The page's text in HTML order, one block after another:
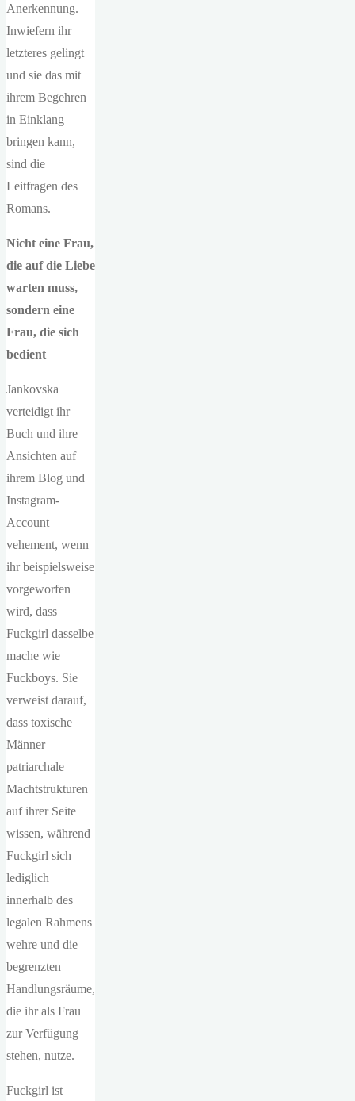
Anerkennung.
Inwiefern ihr
letzteres gelingt
und sie das mit
ihrem Begehren
in Einklang
bringen kann,
sind die
Leitfragen des
Romans.
Nicht eine Frau,
die auf die Liebe
warten muss,
sondern eine
Frau, die sich
bedient
Jankovska
verteidigt ihr
Buch und ihre
Ansichten auf
ihrem Blog und
Instagram-
Account
vehement, wenn
ihr beispielsweise
vorgeworfen
wird, dass
Fuckgirl dasselbe
mache wie
Fuckboys. Sie
verweist darauf,
dass toxische
Männer
patriarchale
Machtstrukturen
auf ihrer Seite
wissen, während
Fuckgirl sich
lediglich
innerhalb des
legalen Rahmens
wehre und die
begrenzten
Handlungsräume,
die ihr als Frau
zur Verfügung
stehen, nutze.
Fuckgirl ist